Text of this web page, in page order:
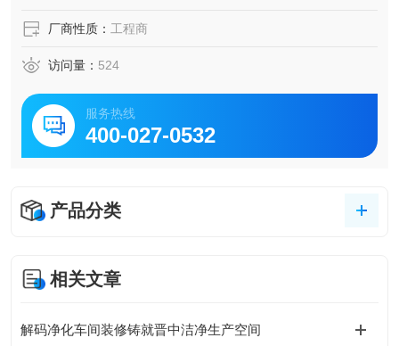
厂商性质： 工程商
访问量： 524
服务热线
400-027-0532
产品分类
相关文章
解码净化车间装修铸就晋中洁净生产空间